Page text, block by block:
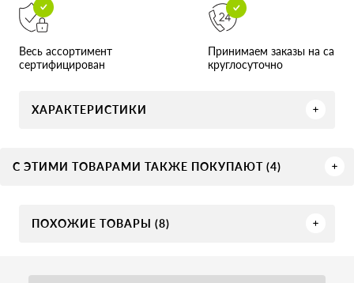
Весь ассортимент
сертифицирован
Принимаем заказы на сайте
круглосуточно
ХАРАКТЕРИСТИКИ
С ЭТИМИ ТОВАРАМИ ТАКЖЕ ПОКУПАЮТ (4)
ПОХОЖИЕ ТОВАРЫ (8)